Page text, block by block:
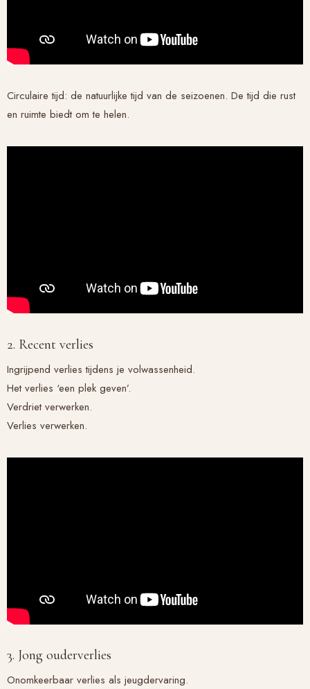
Circulaire tijd: de natuurlijke tijd van de seizoenen. De tijd die rust
en ruimte biedt om te helen.
2. Recent verlies
Ingrijpend verlies tijdens je volwassenheid.
Het verlies ‘een plek geven’.
Verdriet verwerken.
Verlies verwerken.
3. Jong ouderverlies
Onomkeerbaar verlies als jeugdervaring.